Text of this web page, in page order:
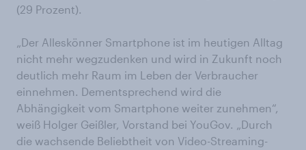
(29 Prozent).
„Der Alleskönner Smartphone ist im heutigen Alltag
nicht mehr wegzudenken und wird in Zukunft noch
deutlich mehr Raum im Leben der Verbraucher
einnehmen. Dementsprechend wird die
Abhängigkeit vom Smartphone weiter zunehmen“,
weiß Holger Geißler, Vorstand bei YouGov. „Durch
die wachsende Beliebtheit von Video-Streaming-